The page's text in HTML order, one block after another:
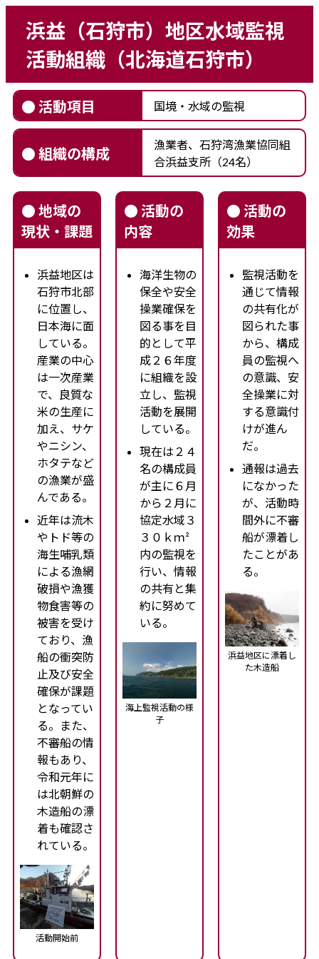
浜益（石狩市）地区水域監視
活動組織（北海道石狩市）
● 活動項目 国境・水域の監視
● 組織の構成
漁業者、石狩湾漁業協同組
合浜益支所（24名）
● 地域の
現状・課題
浜益地区は
石狩市北部
に位置し、
日本海に面
している。
産業の中心
は一次産業
で、良質な
米の生産に
加え、サケ
やニシン、
ホタテなど
の漁業が盛
んである。
近年は流木
やトド等の
海生哺乳類
による漁網
破損や漁獲
物食害等の
被害を受け
ており、漁
船の衝突防
止及び安全
確保が課題
となってい
る。また、
不審船の情
報もあり、
令和元年に
は北朝鮮の
木造船の漂
着も確認さ
れている。
活動開始前
● 活動の
内容
海洋生物の
保全や安全
操業確保を
図る事を目
的として平
成２６年度
に組織を設
立し、監視
活動を展開
している。
現在は２４
名の構成員
が主に６月
から２月に
協定水域３
３０ｋｍ²
内の監視を
行い、情報
の共有と集
約に努めて
いる。
海上監視活動の様
子
● 活動の
効果
監視活動を
通じて情報
の共有化が
図られた事
から、構成
員の監視へ
の意識、安
全操業に対
する意識付
けが進ん
だ。
通報は過去
になかった
が、活動時
間外に不審
船が漂着し
たことがあ
る。
浜益地区に漂着し
た木造船